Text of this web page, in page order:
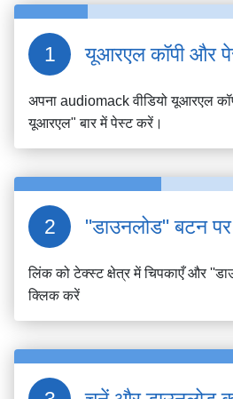
यूआरएल कॉपी और
अपना audiomackवीडियो यूआरएल
यूआरएल" बार में पेस्ट करें।
"डाउनलोड" बटन
लिंक को टेक्स्ट क्षेत्र में चिपकाएँ और
क्लिक करें